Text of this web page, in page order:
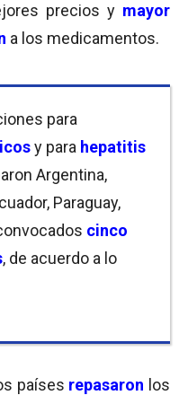
precios y mayor
a los medicamentos.
para
y para hepatitis
Argentina,
Paraguay,
cinco
, de acuerdo a lo
países repasaron los